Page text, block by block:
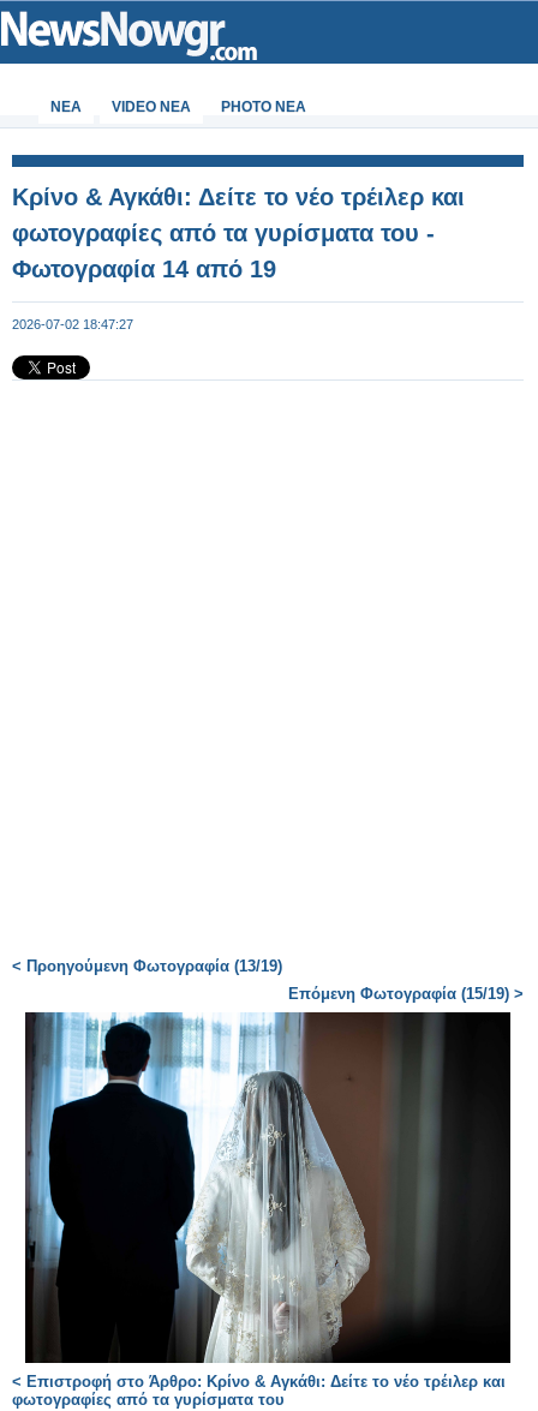
ΝΕΑ VIDEO NEA PHOTO NEA
Κρίνο & Αγκάθι: Δείτε το νέο τρέιλερ και
φωτογραφίες από τα γυρίσματα του -
Φωτογραφία 14 από 19
2026-07-02 18:47:27
< Προηγούμενη Φωτογραφία (13/19)
Επόμενη Φωτογραφία (15/19) >
< Επιστροφή στο Άρθρο: Κρίνο & Αγκάθι: Δείτε το νέο τρέιλερ και
φωτογραφίες από τα γυρίσματα του